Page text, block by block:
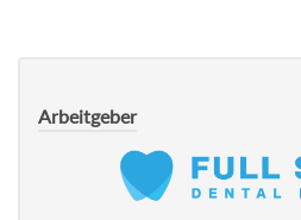
Arbeitgeber